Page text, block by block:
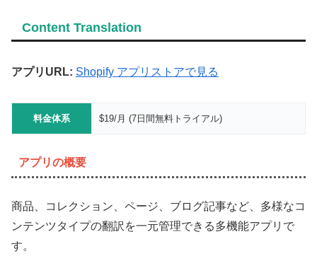
Content Translation
アプリURL: Shopify アプリストアで見る
料金体系 $19/月 (7日間無料トライアル)
アプリの概要
商品、コレクション、ページ、ブログ記事など、多様なコ
ンテンツタイプの翻訳を一元管理できる多機能アプリで
す。